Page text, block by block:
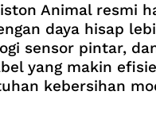
Animal resmi
daya hisap
sensor pintar,
yang makin
kebersihan